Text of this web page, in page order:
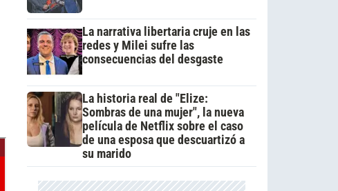
La narrativa libertaria cruje en las
redes y Milei sufre las
consecuencias del desgaste
La historia real de "Elize:
Sombras de una mujer", la nueva
película de Netflix sobre el caso
de una esposa que descuartizó a
su marido